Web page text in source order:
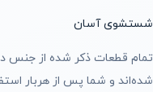
شستشوی آسان
تمام قطعات ذکر شده از
شده‌اند و شما پس از هربار